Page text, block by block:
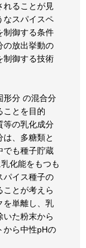
れることが見
なスパイスペ
制御する条件
の放出挙動の
制御する技術
形分 の混合分
ことを目的
等の乳化成分
、多糖類と
でも種子貯蔵
化能をもつも
パイス種子の
ことが考えら
を単離し、乳
いた粉末から
から中性pHの